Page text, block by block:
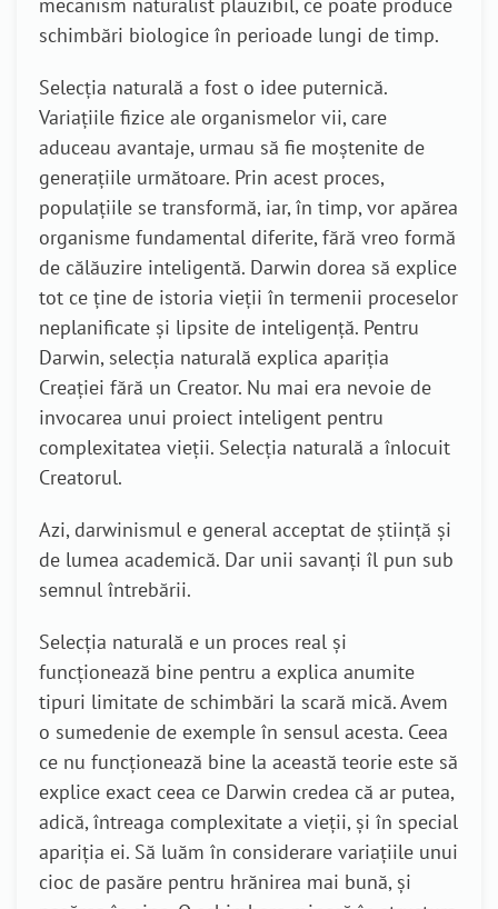
schimbări biologice în perioade lungi de timp.
Selecția naturală a fost o idee puternică.
Variațiile fizice ale organismelor vii, care
aduceau avantaje, urmau să fie moștenite de
generațiile următoare. Prin acest proces,
populațiile se transformă, iar, în timp, vor apărea
organisme fundamental diferite, fără vreo formă
de călăuzire inteligentă. Darwin dorea să explice
tot ce ține de istoria vieții în termenii proceselor
neplanificate și lipsite de inteligență. Pentru
Darwin, selecția naturală explica apariția
Creației fără un Creator. Nu mai era nevoie de
invocarea unui proiect inteligent pentru
complexitatea vieții. Selecția naturală a înlocuit
Creatorul.
Azi, darwinismul e general acceptat de știință și
de lumea academică. Dar unii savanți îl pun sub
semnul întrebării.
Selecția naturală e un proces real și
funcționează bine pentru a explica anumite
tipuri limitate de schimbări la scară mică. Avem
o sumedenie de exemple în sensul acesta. Ceea
ce nu funcționează bine la această teorie este să
explice exact ceea ce Darwin credea că ar putea,
adică, întreaga complexitate a vieții, și în special
apariția ei. Să luăm în considerare variațiile unui
cioc de pasăre pentru hrănirea mai bună, și